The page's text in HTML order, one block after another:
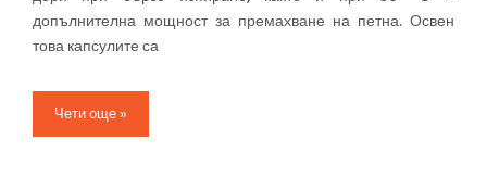
допълнителна мощност за премахване на петна. Освен
това капсулите са
Чети още »